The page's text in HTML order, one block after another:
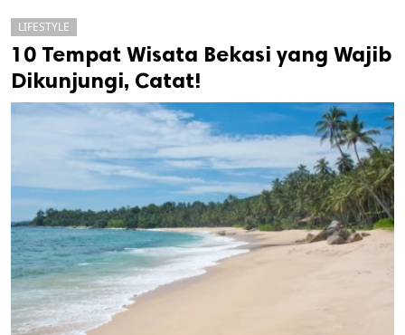
cipta.
LIFESTYLE
10 Tempat Wisata Bekasi yang Wajib
Dikunjungi, Catat!